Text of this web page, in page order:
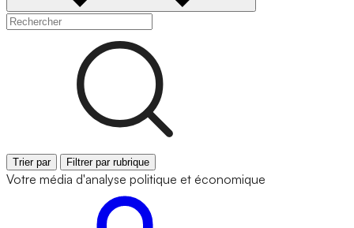
Trier par Filtrer par rubrique
Votre média d'analyse politique et économique